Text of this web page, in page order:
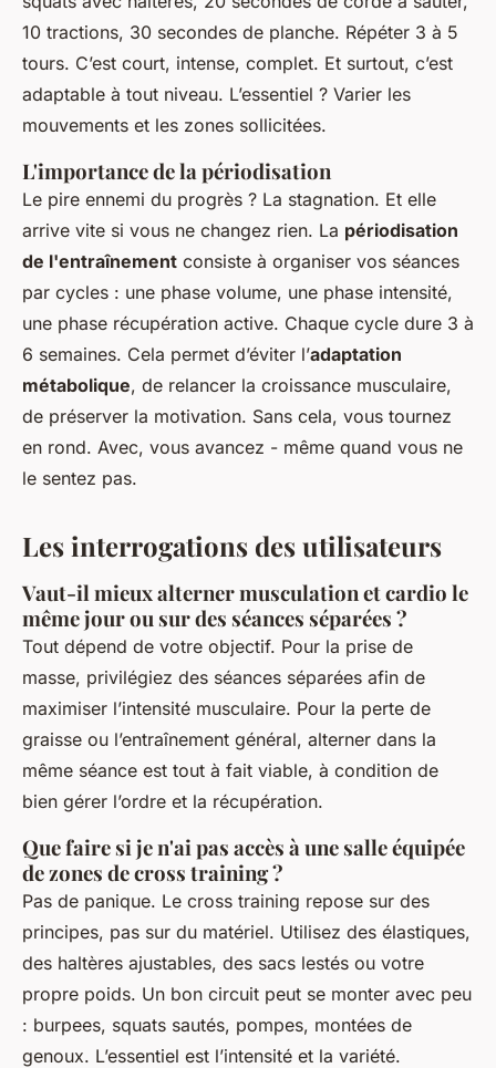
10 tractions, 30 secondes de planche. Répéter 3 à 5
tours. C’est court, intense, complet. Et surtout, c’est
adaptable à tout niveau. L’essentiel ? Varier les
mouvements et les zones sollicitées.
L'importance de la périodisation
Le pire ennemi du progrès ? La stagnation. Et elle
arrive vite si vous ne changez rien. La périodisation
de l'entraînement consiste à organiser vos séances
par cycles : une phase volume, une phase intensité,
une phase récupération active. Chaque cycle dure 3 à
6 semaines. Cela permet d’éviter l’adaptation
métabolique, de relancer la croissance musculaire,
de préserver la motivation. Sans cela, vous tournez
en rond. Avec, vous avancez - même quand vous ne
le sentez pas.
Les interrogations des utilisateurs
Vaut-il mieux alterner musculation et cardio le
même jour ou sur des séances séparées ?
Tout dépend de votre objectif. Pour la prise de
masse, privilégiez des séances séparées afin de
maximiser l’intensité musculaire. Pour la perte de
graisse ou l’entraînement général, alterner dans la
même séance est tout à fait viable, à condition de
bien gérer l’ordre et la récupération.
Que faire si je n'ai pas accès à une salle équipée
de zones de cross training ?
Pas de panique. Le cross training repose sur des
principes, pas sur du matériel. Utilisez des élastiques,
des haltères ajustables, des sacs lestés ou votre
propre poids. Un bon circuit peut se monter avec peu
: burpees, squats sautés, pompes, montées de
genoux. L’essentiel est l’intensité et la variété.